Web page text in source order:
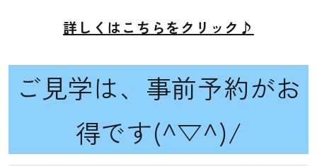
詳しくはこちらをクリック♪
ご見学は、事前予約がお
得です(^▽^)/